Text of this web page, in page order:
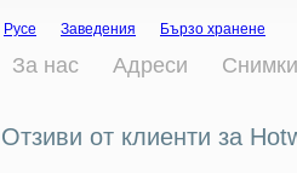
Русе Заведения Бързо хранене
За нас Адреси Снимки
Отзиви от клиенти за